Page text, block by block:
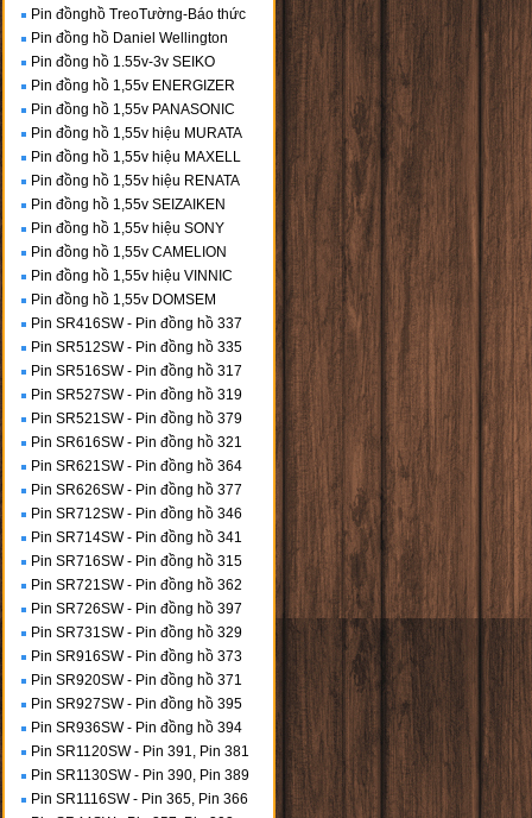
Pin đồnghồ TreoTường-Báo thức
Pin đồng hồ Daniel Wellington
Pin đồng hồ 1.55v-3v SEIKO
Pin đồng hồ 1,55v ENERGIZER
Pin đồng hồ 1,55v PANASONIC
Pin đồng hồ 1,55v hiệu MURATA
Pin đồng hồ 1,55v hiệu MAXELL
Pin đồng hồ 1,55v hiệu RENATA
Pin đồng hồ 1,55v SEIZAIKEN
Pin đồng hồ 1,55v hiệu SONY
Pin đồng hồ 1,55v CAMELION
Pin đồng hồ 1,55v hiệu VINNIC
Pin đồng hồ 1,55v DOMSEM
Pin SR416SW - Pin đồng hồ 337
Pin SR512SW - Pin đồng hồ 335
Pin SR516SW - Pin đồng hồ 317
Pin SR527SW - Pin đồng hồ 319
Pin SR521SW - Pin đồng hồ 379
Pin SR616SW - Pin đồng hồ 321
Pin SR621SW - Pin đồng hồ 364
Pin SR626SW - Pin đồng hồ 377
Pin SR712SW - Pin đồng hồ 346
Pin SR714SW - Pin đồng hồ 341
Pin SR716SW - Pin đồng hồ 315
Pin SR721SW - Pin đồng hồ 362
Pin SR726SW - Pin đồng hồ 397
Pin SR731SW - Pin đồng hồ 329
Pin SR916SW - Pin đồng hồ 373
Pin SR920SW - Pin đồng hồ 371
Pin SR927SW - Pin đồng hồ 395
Pin SR936SW - Pin đồng hồ 394
Pin SR1120SW - Pin 391, Pin 381
Pin SR1130SW - Pin 390, Pin 389
Pin SR1116SW - Pin 365, Pin 366